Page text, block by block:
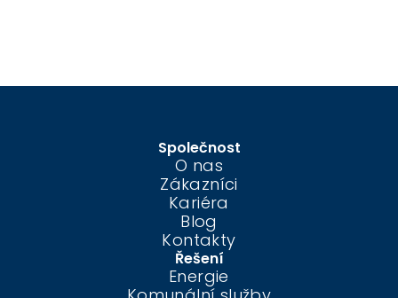
Společnost
O nas
Zákazníci
Kariéra
Blog
Kontakty
Řešení
Energie